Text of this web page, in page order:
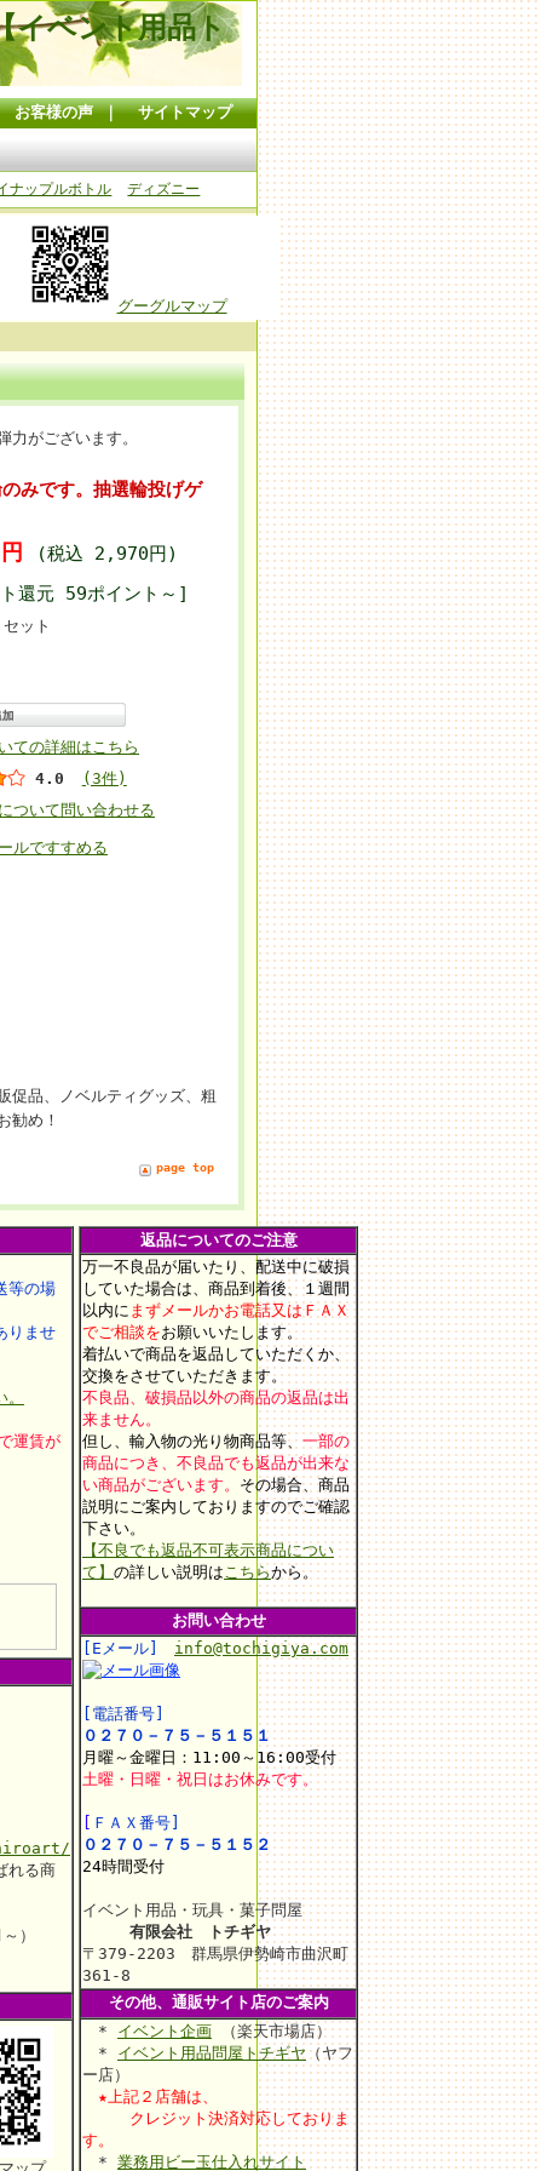
イベント用品ト
お客様の声｜ サイトマップ
ナップルボトル ディズニー
グーグルマップ
力がございます。
みです。抽選輪投げゲ
(税込 2,970円)
還元 59ポイント～]
セット
ての詳細はこちら
4.0
(3件)
ついて問い合わせる
ルですすめる
促品、ノベルティグッズ、粗
勧め！
page top
の場
ませ
運賃が
れる商
）
返品についてのご注意
万一不良品が届いたり、配送中に破損
していた場合は、商品到着後、１週間
以内に まずメールかお電話又はＦＡＸ
でご相談をお願いいたします。
着払いで商品を返品していただくか、
交換をさせていただきます。
不良品、破損品以外の商品の返品は出
来ません。
但し、輸入物の光り物商品等、 一部の
商品につき、不良品でも返品が出来な
い商品がございます。 その場合、商品
説明にご案内しておりますのでご確認
下さい。
【不良でも返品不可表示商品につい
て】 の詳しい説明はこちらから。
お問い合わせ
[Eメール]
info@tochigiya.com
[電話番号]
０２７０－７５－５１５１
月曜～金曜日：11:00～16:00受付
土曜・日曜・祝日はお休みです。
ＦＡＸ番号]
０２７０－７５－５１５２
24時間受付
イベント用品・玩具・菓子問屋
有限会社 トチギヤ
〒379-2203 群馬県伊勢崎市曲沢町
361-8
その他、通販サイト店のご案内
* イベント企画 （楽天市場店）
* イベント用品問屋トチギヤ （ヤフ
ー店）
★上記２店舗は、
クレジット決済対応しておりま
す。
* 業務用ビー玉仕入れサイト